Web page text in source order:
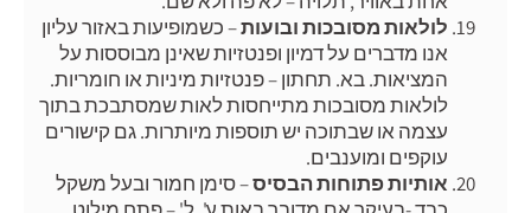
לולאות מסובכות ובועות– כשמופיעות באזור עליון
אנו מדברים על דמיון ופנטזיות שאינן מבוססות על
המציאות. בא. תחתון – פנטזיות מיניות או חומריות.
לולאות מסובכות מתייחסות לאות שמסתבכת בתוך
עצמה או שבתוכה יש תוספות מיותרות. גם קישורים
עוקפים ומוענבים.
אותיות פתוחות הבסיס– סימן חמור ובעל משקל